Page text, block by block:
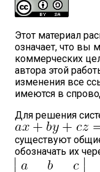
Этот материал
означает, что вы
коммерческих
автора этой
изменения все
имеются в
Для решения
существуют
обозначать их